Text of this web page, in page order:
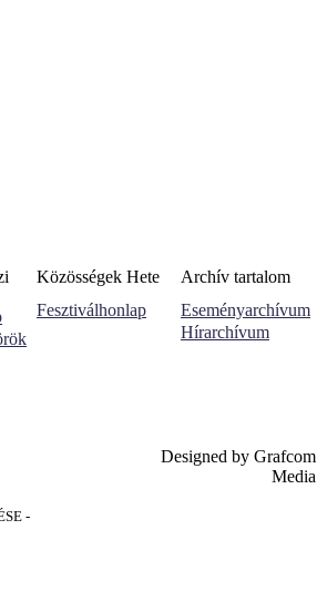
Közösségek Hete
Fesztiválhonlap
Archív tartalom
Eseményarchívum
Hírarchívum
Designed by Grafcom
Media
-